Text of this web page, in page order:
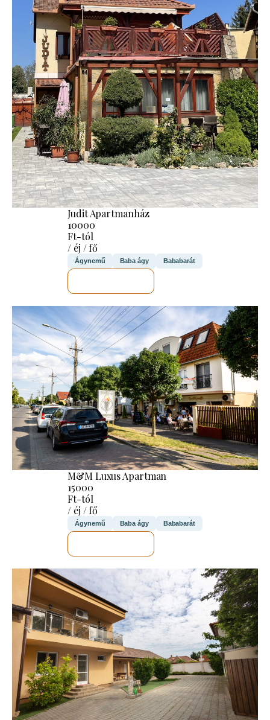
Judit Apartmanház
10000
Ft-tól
/ éj / fő
Ágynemű Baba ágy Bababarát
M&M Luxus Apartman
15000
Ft-tól
/ éj / fő
Ágynemű Baba ágy Bababarát